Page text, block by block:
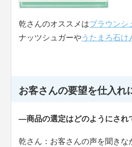
乾さんのオススメはブラウンシ
ナッツシュガーやうたまろ石け
お客さんの要望を仕入れ
―商品の選定はどのようにされ
乾さん：お客さんの声を聞きな